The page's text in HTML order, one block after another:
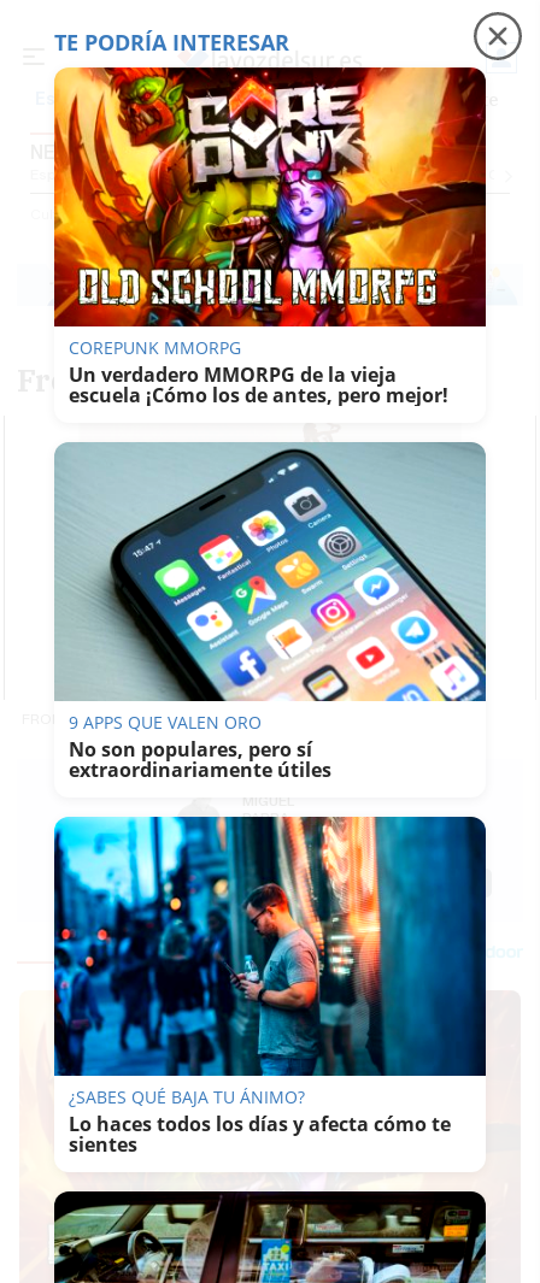
Es noticia Precio luz Padre Coraje Fábrica de botellas
NEGRO SOBRE BLANCO
Espectáculos Y ConciertosComunicaciónRoedores De Cultura El
Cultura Letras Puras Negro Sobre Blanco
Fronteras
FRONTERAS
MIGUEL
PARRA
05/08/2021Actualizado: 05/08/2021 - 08:13
Facebook
X WhatsApp
Copy
Link
TE PODRÍA INTERESAR
COREPUNK MMORPG
Un verdadero MMORPG de la vieja
escuela ¡Cómo los de antes, pero mejor!
9 APPS QUE VALEN ORO
No son populares, pero sí
extraordinariamente útiles
¿SABES QUÉ BAJA TU ÁNIMO?
Lo haces todos los días y afecta cómo te
sientes